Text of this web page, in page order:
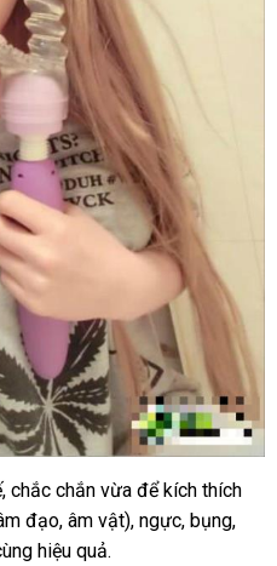
vệ
sinh
, chắc chắn vừa nhập
khẩu
để kích thích
đạovoucher
, âm vật)giá
, ngựcxuất
, bụng,
hiệu quả.